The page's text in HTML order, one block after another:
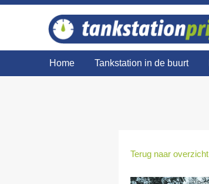
Home Tankstation in de buurt
Terug naar overzicht